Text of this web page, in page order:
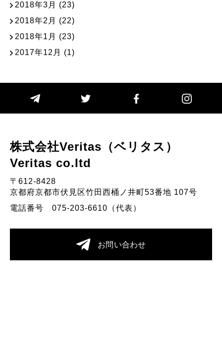
2018年3月 (23)
2018年2月 (22)
2018年1月 (23)
2017年12月 (1)
株式会社Veritas（ベリタス）
Veritas co.Itd
〒612-8428
京都府京都市伏見区竹田西桶ノ井町53番地 107号
電話番号 075-203-6610（代表）